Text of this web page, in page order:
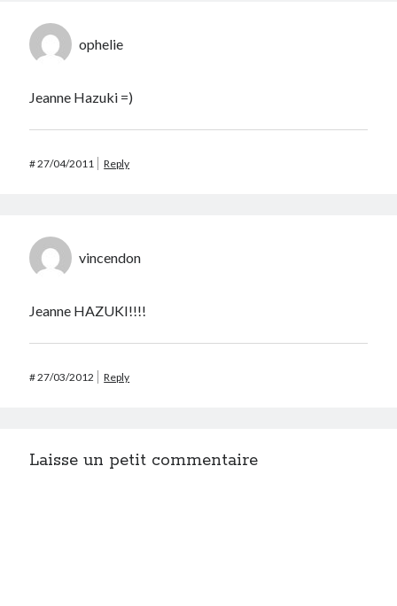
ophelie
Jeanne Hazuki =)
#27/04/2011 Reply
vincendon
Jeanne HAZUKI!!!!
#27/03/2012 Reply
Laisse un petit commentaire